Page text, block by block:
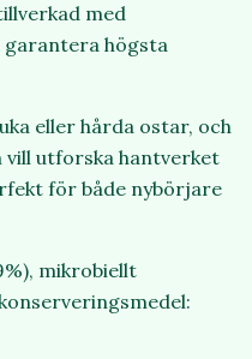
med
högsta
eller hårda ostar, och
utforska hantverket
för både nybörjare
mikrobiellt